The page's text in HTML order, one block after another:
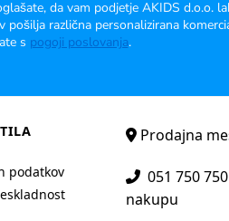
da vam podjetje AKIDS d.o.o.
pošilja različna personalizirana
s pogoji poslovanja.
podatkov
Prodajna
051 750
nakupu